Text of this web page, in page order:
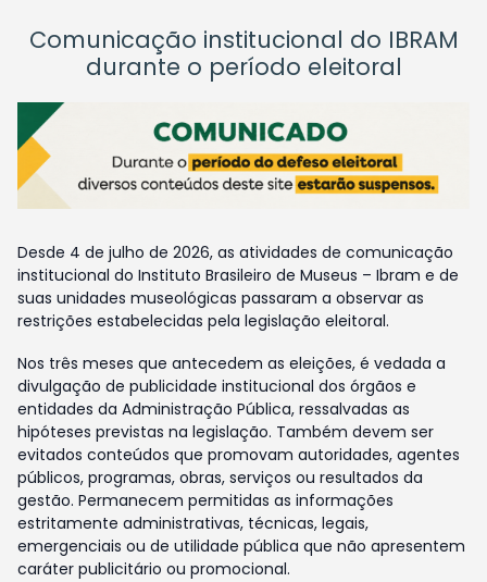
Comunicação institucional do IBRAM
durante o período eleitoral
Desde 4 de julho de 2026, as atividades de comunicação
institucional do Instituto Brasileiro de Museus – Ibram e de
suas unidades museológicas passaram a observar as
restrições estabelecidas pela legislação eleitoral.
Nos três meses que antecedem as eleições, é vedada a
divulgação de publicidade institucional dos órgãos e
entidades da Administração Pública, ressalvadas as
hipóteses previstas na legislação. Também devem ser
evitados conteúdos que promovam autoridades, agentes
públicos, programas, obras, serviços ou resultados da
gestão. Permanecem permitidas as informações
estritamente administrativas, técnicas, legais,
emergenciais ou de utilidade pública que não apresentem
caráter publicitário ou promocional.